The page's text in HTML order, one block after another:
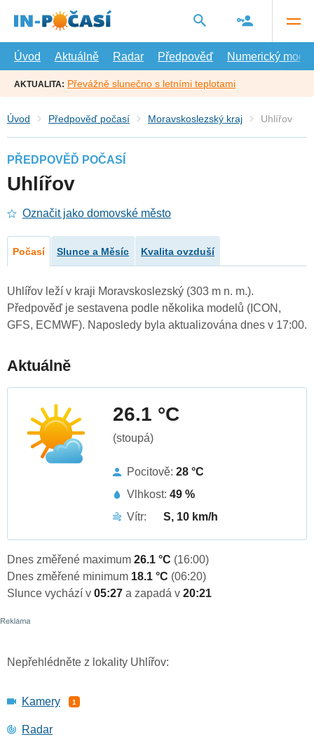
hlavní
Úvod
Aktuálně Radar Předpověď Numerický model
AKTUALITA: Převážně slunečno s letními teplotami
Úvod Předpověď počasí Moravskoslezský kraj Uhlířov
PŘEDPOVĚĎ POČASÍ
Uhlířov
Označit jako domovské město
Počasí Slunce a Měsíc Kvalita ovzduší
Uhlířov leží v kraji Moravskoslezský (303 m n. m.).
Předpověď je sestavena podle několika modelů (ICON,
GFS, ECMWF). Naposledy byla aktualizována dnes v 17:00.
Aktuálně
26.1 °C
(stoupá)
Pocitově: 28 °C
Vlhkost: 49 %
Vítr:
S, 10 km/h
Dnes změřené maximum 26.1 °C (16:00)
Dnes změřené minimum 18.1 °C (06:20)
Slunce vychází v 05:27 a zapadá v 20:21
Nepřehlédněte z lokality Uhlířov:
Kamery 1
Radar